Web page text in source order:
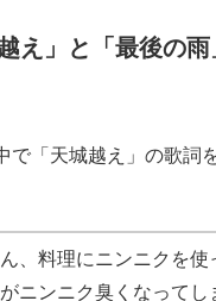
え」と「最後の
で「天城越え」の歌詞
、料理にニンニクを
ニンニク臭くなって